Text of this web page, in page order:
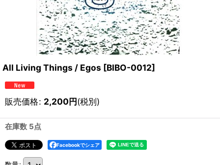
All Living Things / Egos [BIBO-0012]
販売価格: 2,200円(税別)
在庫数 5点
Facebookでシェア